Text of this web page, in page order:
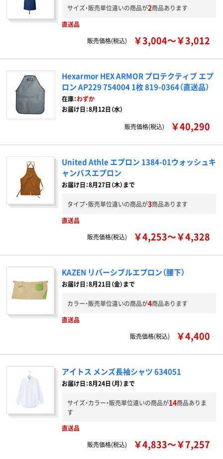
サイズ・販売単位違いの商品が2商品あります
直送品
販売価格(税込)
￥3,004～￥3,012
Hexarmor HEX ARMOR プロテクティブ エプ
ロン AP229 754004 1枚 819-0364（直送品）
在庫：わずか
お届け日：8月12日（水）
販売価格(税込) ￥40,290
United Athle エプロン 1384-01ウォッシュキ
ャンバスエプロン
お届け日：8月27日（木）まで
タイプ・販売単位違いの商品が3商品あります
直送品
販売価格(税込)
￥4,253～￥4,328
KAZEN リバーシブルエプロン（腰下）
お届け日：8月21日（金）まで
カラー・販売単位違いの商品が4商品あります
直送品
販売価格(税込)
￥4,400
アイトス メンズ長袖シャツ 634051
お届け日：8月24日（月）まで
サイズ・カラー・販売単位違いの商品が14商品ありま
す
直送品
販売価格(税込)
￥4,833～￥7,257